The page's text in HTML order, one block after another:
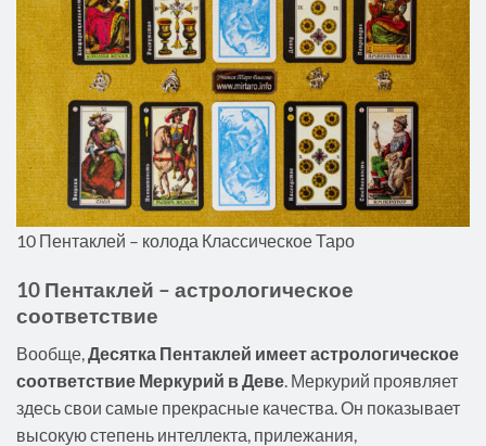
10 Пентаклей – колода Классическое Таро
10 Пентаклей – астрологическое
соответствие
Вообще, Десятка Пентаклей имеет астрологическое
соответствие Меркурий в Деве . Меркурий проявляет
здесь свои самые прекрасные качества. Он показывает
высокую степень интеллекта, прилежания,